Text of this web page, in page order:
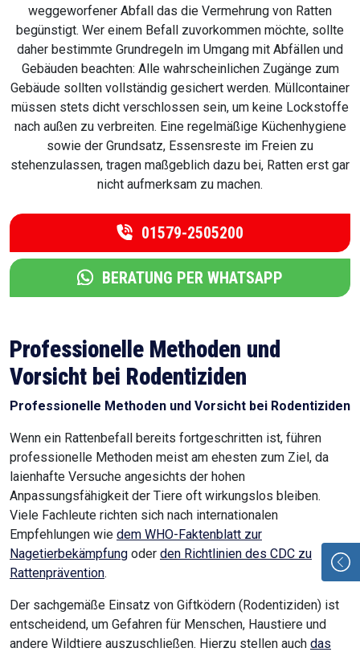
weggeworfener Abfall das die Vermehrung von Ratten
begünstigt. Wer einem Befall zuvorkommen möchte, sollte
daher bestimmte Grundregeln im Umgang mit Abfällen und
Gebäuden beachten: Alle wahrscheinlichen Zugänge zum
Gebäude sollten vollständig gesichert werden. Müllcontainer
müssen stets dicht verschlossen sein, um keine Lockstoffe
nach außen zu verbreiten. Eine regelmäßige Küchenhygiene
sowie der Grundsatz, Essensreste im Freien zu
stehenzulassen, tragen maßgeblich dazu bei, Ratten erst gar
nicht aufmerksam zu machen.
01579-2505200
BERATUNG PER WHATSAPP
Professionelle Methoden und
Vorsicht bei Rodentiziden
Professionelle Methoden und Vorsicht bei Rodentiziden
Wenn ein Rattenbefall bereits fortgeschritten ist, führen
professionelle Methoden meist am ehesten zum Ziel, da
laienhafte Versuche angesichts der hohen
Anpassungsfähigkeit der Tiere oft wirkungslos bleiben.
Viele Fachleute richten sich nach internationalen
Empfehlungen wie dem WHO-Faktenblatt zur
Nagetierbekämpfung oder den Richtlinien des CDC zu
Rattenprävention.
Der sachgemäße Einsatz von Giftködern (Rodentiziden) ist
entscheidend, um Gefahren für Menschen, Haustiere und
andere Wildtiere auszuschließen. Hierzu stellen auch das